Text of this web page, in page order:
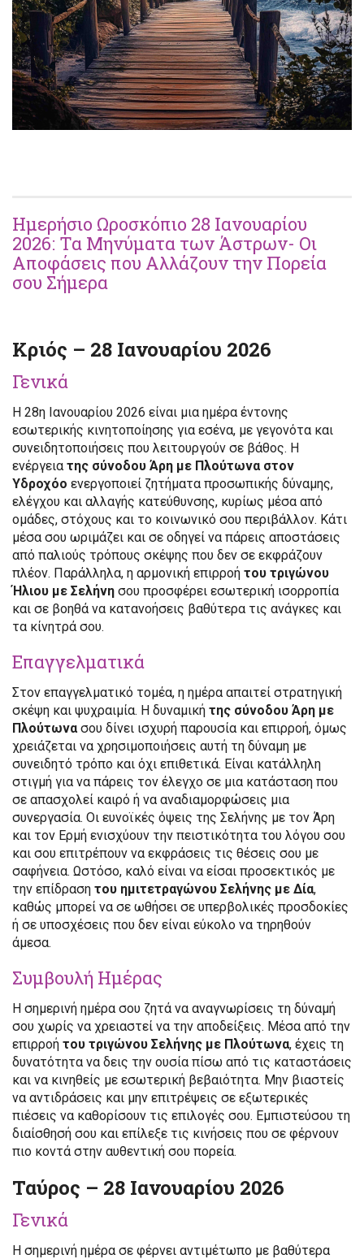
Ημερήσιο Ωροσκόπιο 28 Ιανουαρίου
2026: Τα Μηνύματα των Άστρων- Οι
Αποφάσεις που Αλλάζουν την Πορεία
σου Σήμερα
Κριός – 28 Ιανουαρίου 2026
Γενικά
Η 28η Ιανουαρίου 2026 είναι μια ημέρα έντονης
εσωτερικής κινητοποίησης για εσένα, με γεγονότα και
συνειδητοποιήσεις που λειτουργούν σε βάθος. Η
ενέργεια της σύνοδου Άρη με Πλούτωνα στον
Υδροχόο ενεργοποιεί ζητήματα προσωπικής δύναμης,
ελέγχου και αλλαγής κατεύθυνσης, κυρίως μέσα από
ομάδες, στόχους και το κοινωνικό σου περιβάλλον. Κάτι
μέσα σου ωριμάζει και σε οδηγεί να πάρεις αποστάσεις
από παλιούς τρόπους σκέψης που δεν σε εκφράζουν
πλέον. Παράλληλα, η αρμονική επιρροή του τριγώνου
Ήλιου με Σελήνη σου προσφέρει εσωτερική ισορροπία
και σε βοηθά να κατανοήσεις βαθύτερα τις ανάγκες και
τα κίνητρά σου.
Επαγγελματικά
Στον επαγγελματικό τομέα, η ημέρα απαιτεί στρατηγική
σκέψη και ψυχραιμία. Η δυναμική της σύνοδου Άρη με
Πλούτωνασου δίνει ισχυρή παρουσία και επιρροή, όμως
χρειάζεται να χρησιμοποιήσεις αυτή τη δύναμη με
συνειδητό τρόπο και όχι επιθετικά. Είναι κατάλληλη
στιγμή για να πάρεις τον έλεγχο σε μια κατάσταση που
σε απασχολεί καιρό ή να αναδιαμορφώσεις μια
συνεργασία. Οι ευνοϊκές όψεις της Σελήνης με τον Άρη
και τον Ερμή ενισχύουν την πειστικότητα του λόγου σου
και σου επιτρέπουν να εκφράσεις τις θέσεις σου με
σαφήνεια. Ωστόσο, καλό είναι να είσαι προσεκτικός με
την επίδραση του ημιτετραγώνου Σελήνης με Δία,
καθώς μπορεί να σε ωθήσει σε υπερβολικές προσδοκίες
ή σε υποσχέσεις που δεν είναι εύκολο να τηρηθούν
άμεσα.
Συμβουλή Ημέρας
Η σημερινή ημέρα σου ζητά να αναγνωρίσεις τη δύναμή
σου χωρίς να χρειαστεί να την αποδείξεις. Μέσα από την
επιρροή του τριγώνου Σελήνης με Πλούτωνα, έχεις τη
δυνατότητα να δεις την ουσία πίσω από τις καταστάσεις
και να κινηθείς με εσωτερική βεβαιότητα. Μην βιαστείς
να αντιδράσεις και μην επιτρέψεις σε εξωτερικές
πιέσεις να καθορίσουν τις επιλογές σου. Εμπιστεύσου τη
διαίσθησή σου και επίλεξε τις κινήσεις που σε φέρνουν
πιο κοντά στην αυθεντική σου πορεία.
Ταύρος – 28 Ιανουαρίου 2026
Γενικά
Η σημερινή ημέρα σε φέρνει αντιμέτωπο με βαθύτερα